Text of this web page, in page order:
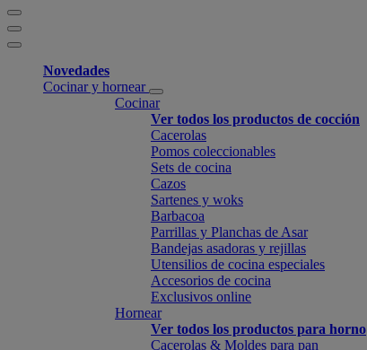
Novedades
Cocinar y hornear
Cocinar
Ver todos los productos de cocción
Cacerolas
Pomos coleccionables
Sets de cocina
Cazos
Sartenes y woks
Barbacoa
Parrillas y Planchas de Asar
Bandejas asadoras y rejillas
Utensilios de cocina especiales
Accesorios de cocina
Exclusivos online
Hornear
Ver todos los productos para horno
Cacerolas & Moldes para pan